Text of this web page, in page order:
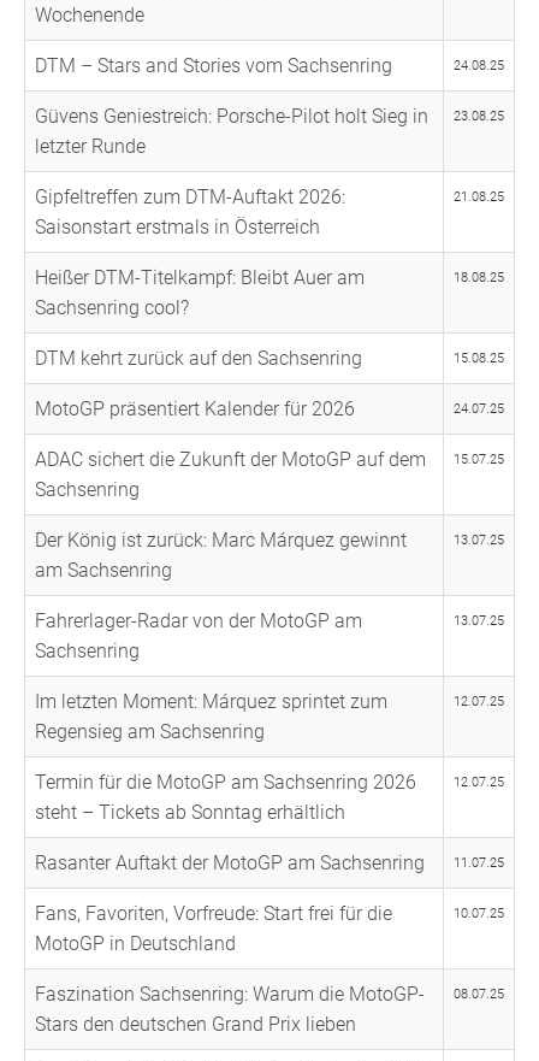
Wochenende
DTM – Stars and Stories vom Sachsenring 24.08.25
Güvens Geniestreich: Porsche-Pilot holt Sieg in
letzter Runde
23.08.25
Gipfeltreffen zum DTM-Auftakt 2026:
Saisonstart erstmals in Österreich
21.08.25
Heißer DTM-Titelkampf: Bleibt Auer am
Sachsenring cool?
18.08.25
DTM kehrt zurück auf den Sachsenring 15.08.25
MotoGP präsentiert Kalender für 2026 24.07.25
ADAC sichert die Zukunft der MotoGP auf dem
Sachsenring
15.07.25
Der König ist zurück: Marc Márquez gewinnt
am Sachsenring
13.07.25
Fahrerlager-Radar von der MotoGP am
Sachsenring
13.07.25
Im letzten Moment: Márquez sprintet zum
Regensieg am Sachsenring
12.07.25
Termin für die MotoGP am Sachsenring 2026
steht – Tickets ab Sonntag erhältlich
12.07.25
Rasanter Auftakt der MotoGP am Sachsenring 11.07.25
Fans, Favoriten, Vorfreude: Start frei für die
MotoGP in Deutschland
10.07.25
Faszination Sachsenring: Warum die MotoGP-
Stars den deutschen Grand Prix lieben
08.07.25